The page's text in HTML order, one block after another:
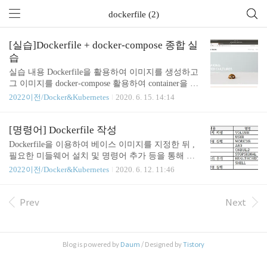
dockerfile (2)
[실습]Dockerfile + docker-compose 종합 실
습
실습 내용 Dockerfile을 활용하여 이미지를 생성하고
그 이미지를 docker-compose 활용하여 container을 만
든다. xpressengine 서버를 구축한다.(php, apache2) D
ndex.html 파일의 내용은 /var/www/html/index.html 로
접속시 현재 디렉토리 아래의 xe-core/index.php 파일
이 열리도록 redirect 하기 위한 내용을 추가 Dockerfil
컨테이너 배포시 apache2 가 실행되어야 한다. FROM
2022이전/Docker&Kubernetes 2020. 6. 15. 14:14
[명령어] Dockerfile 작성
Dockerfile을 이용하여 베이스 이미지를 지정한 뒤 ,
필요한 미들웨어 설치 및 명령어 추가 등을 통해 원
하는 형태의 이미지를 작성하는 방법 Dockerfile 내에
pt-get update RUN apt-get install -y nginx RUN echo "\n
3 Dockerfile 파일 이..
2022이전/Docker&Kubernetes 2020. 6. 12. 11:46
Prev Next
Blog is powered by Daum / Designed byTistory